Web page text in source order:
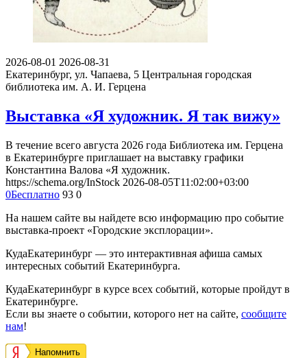
2026-08-01 2026-08-31
Екатеринбург, ул. Чапаева, 5 Центральная городская
библиотека им. А. И. Герцена
Выставка «Я художник. Я так вижу»
В течение всего августа 2026 года Библиотека им. Герцена
в Екатеринбурге приглашает на выставку графики
Константина Валова «Я художник.
https://schema.org/InStock 2026-08-05T11:02:00+03:00
0Бесплатно 93 0
На нашем сайте вы найдете всю информацию про событие
выставка-проект «Городские эксплорации».
КудаЕкатеринбург — это интерактивная афиша самых
интересных событий Екатеринбурга.
КудаЕкатеринбург в курсе всех событий, которые пройдут в
Екатеринбурге.
Если вы знаете о событии, которого нет на сайте, сообщите
нам!
Напомнить